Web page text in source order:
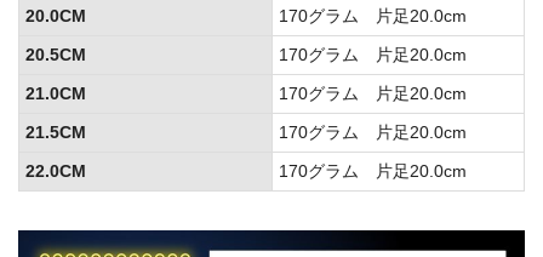
20.0CM
170グラム 片足20.0cm
20.5CM
170グラム 片足20.0cm
21.0CM
170グラム 片足20.0cm
21.5CM
170グラム 片足20.0cm
22.0CM
170グラム 片足20.0cm